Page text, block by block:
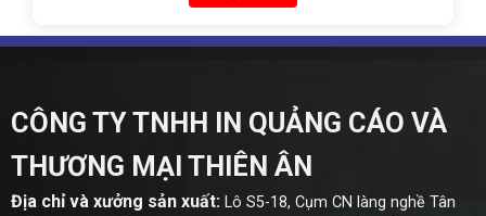
CÔNG TY TNHH IN QUẢNG CÁO VÀ
THƯƠNG MẠI THIÊN ÂN
Địa chỉ và xưởng sản xuất: Lô S5-18, Cụm CN làng nghề Tân